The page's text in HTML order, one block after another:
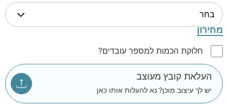
מחירון
חלוקת הכמות למספר עובדים?
העלאת קובץ מעוצב
יש לך עיצוב מוכן? נא להעלות אותו כאן